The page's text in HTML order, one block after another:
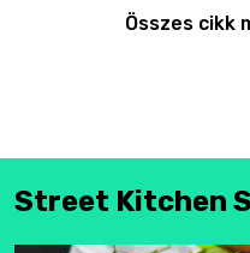
Összes cikk
Street Kitchen